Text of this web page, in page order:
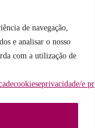
de navegação,
e analisar o nosso
com a utilização de
e